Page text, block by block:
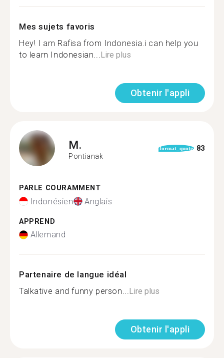
Mes sujets favoris
Hey! I am Rafisa from Indonesia.i can help you
to learn Indonesian...Lire plus
Obtenir l'appli
M.
Pontianak
format_quote 83
PARLE COURAMMENT
Indonésien Anglais
APPREND
Allemand
Partenaire de langue idéal
Talkative and funny person...Lire plus
Obtenir l'appli